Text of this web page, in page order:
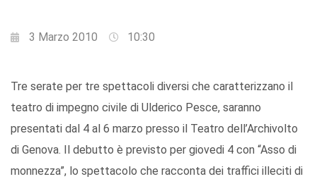
3 Marzo 2010 10:30
Tre serate per tre spettacoli diversi che caratterizzano il
teatro di impegno civile di Ulderico Pesce, saranno
presentati dal 4 al 6 marzo presso il Teatro dell’Archivolto
di Genova. Il debutto è previsto per giovedi 4 con “Asso di
monnezza”, lo spettacolo che racconta dei traffici illeciti di